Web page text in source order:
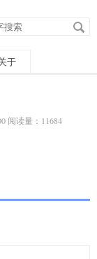
于
阅读量：11684